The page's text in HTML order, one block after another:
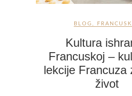
BLOG
Kultura
Francuskoj –
lekcije Francuza
život